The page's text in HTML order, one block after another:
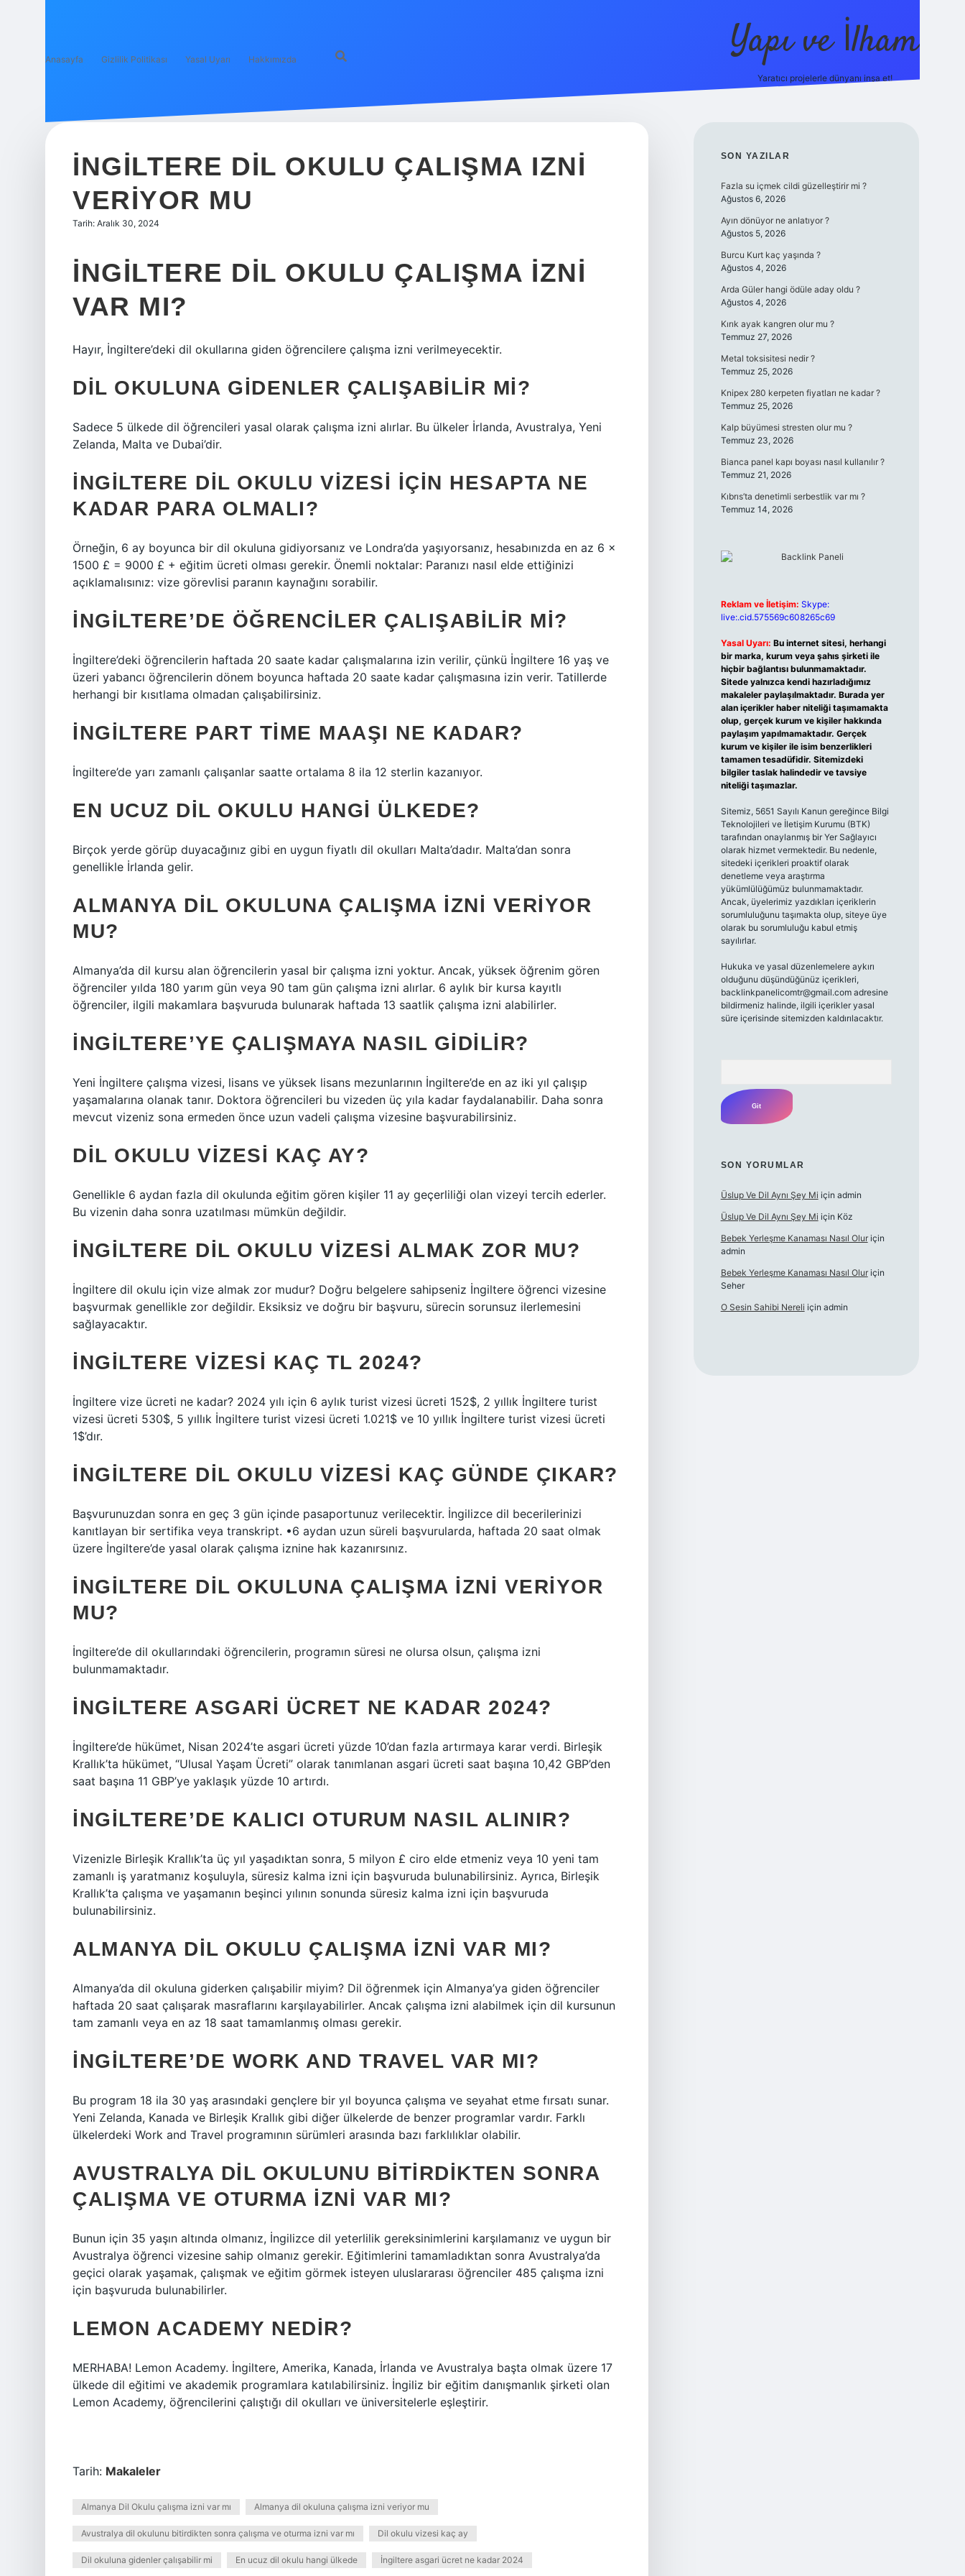
Anasayfa Gizlilik Politikası Yasal Uyarı Hakkımızda Yapı ve İlham
Yaratıcı projelerle dünyanı inşa et!
İNGILTERE DIL OKULU ÇALIŞMA IZNI
VERIYOR MU
Tarih: Aralık 30, 2024
İNGILTERE DIL OKULU ÇALIŞMA IZNI
VAR MI?
Hayır, İngiltere’deki dil okullarına giden öğrencilere çalışma izni verilmeyecektir.
DIL OKULUNA GIDENLER ÇALIŞABILIR MI?
Sadece 5 ülkede dil öğrencileri yasal olarak çalışma izni alırlar. Bu ülkeler İrlanda, Avustralya, Yeni
Zelanda, Malta ve Dubai’dir.
İNGILTERE DIL OKULU VIZESI IÇIN HESAPTA NE
KADAR PARA OLMALI?
Örneğin, 6 ay boyunca bir dil okuluna gidiyorsanız ve Londra’da yaşıyorsanız, hesabınızda en az 6 x
1500 £ = 9000 £ + eğitim ücreti olması gerekir. Önemli noktalar: Paranızı nasıl elde ettiğinizi
açıklamalısınız: vize görevlisi paranın kaynağını sorabilir.
İNGILTERE’DE ÖĞRENCILER ÇALIŞABILIR MI?
İngiltere’deki öğrencilerin haftada 20 saate kadar çalışmalarına izin verilir, çünkü İngiltere 16 yaş ve
üzeri yabancı öğrencilerin dönem boyunca haftada 20 saate kadar çalışmasına izin verir. Tatillerde
herhangi bir kısıtlama olmadan çalışabilirsiniz.
İNGILTERE PART TIME MAAŞI NE KADAR?
İngiltere’de yarı zamanlı çalışanlar saatte ortalama 8 ila 12 sterlin kazanıyor.
EN UCUZ DIL OKULU HANGI ÜLKEDE?
Birçok yerde görüp duyacağınız gibi en uygun fiyatlı dil okulları Malta’dadır. Malta’dan sonra
genellikle İrlanda gelir.
ALMANYA DIL OKULUNA ÇALIŞMA IZNI VERIYOR
MU?
Almanya’da dil kursu alan öğrencilerin yasal bir çalışma izni yoktur. Ancak, yüksek öğrenim gören
öğrenciler yılda 180 yarım gün veya 90 tam gün çalışma izni alırlar. 6 aylık bir kursa kayıtlı
öğrenciler, ilgili makamlara başvuruda bulunarak haftada 13 saatlik çalışma izni alabilirler.
İNGILTERE’YE ÇALIŞMAYA NASIL GIDILIR?
Yeni İngiltere çalışma vizesi, lisans ve yüksek lisans mezunlarının İngiltere’de en az iki yıl çalışıp
yaşamalarına olanak tanır. Doktora öğrencileri bu vizeden üç yıla kadar faydalanabilir. Daha sonra
mevcut vizeniz sona ermeden önce uzun vadeli çalışma vizesine başvurabilirsiniz.
DIL OKULU VIZESI KAÇ AY?
Genellikle 6 aydan fazla dil okulunda eğitim gören kişiler 11 ay geçerliliği olan vizeyi tercih ederler.
Bu vizenin daha sonra uzatılması mümkün değildir.
İNGILTERE DIL OKULU VIZESI ALMAK ZOR MU?
İngiltere dil okulu için vize almak zor mudur? Doğru belgelere sahipseniz İngiltere öğrenci vizesine
başvurmak genellikle zor değildir. Eksiksiz ve doğru bir başvuru, sürecin sorunsuz ilerlemesini
sağlayacaktır.
İNGILTERE VIZESI KAÇ TL 2024?
İngiltere vize ücreti ne kadar? 2024 yılı için 6 aylık turist vizesi ücreti 152$, 2 yıllık İngiltere turist
vizesi ücreti 530$, 5 yıllık İngiltere turist vizesi ücreti 1.021$ ve 10 yıllık İngiltere turist vizesi ücreti
1$’dır.
İNGILTERE DIL OKULU VIZESI KAÇ GÜNDE ÇIKAR?
Başvurunuzdan sonra en geç 3 gün içinde pasaportunuz verilecektir. İngilizce dil becerilerinizi
kanıtlayan bir sertifika veya transkript. •6 aydan uzun süreli başvurularda, haftada 20 saat olmak
üzere İngiltere’de yasal olarak çalışma iznine hak kazanırsınız.
İNGILTERE DIL OKULUNA ÇALIŞMA IZNI VERIYOR
MU?
İngiltere’de dil okullarındaki öğrencilerin, programın süresi ne olursa olsun, çalışma izni
bulunmamaktadır.
İNGILTERE ASGARI ÜCRET NE KADAR 2024?
İngiltere’de hükümet, Nisan 2024’te asgari ücreti yüzde 10’dan fazla artırmaya karar verdi. Birleşik
Krallık’ta hükümet, “Ulusal Yaşam Ücreti” olarak tanımlanan asgari ücreti saat başına 10,42 GBP’den
saat başına 11 GBP’ye yaklaşık yüzde 10 artırdı.
İNGILTERE’DE KALICI OTURUM NASIL ALINIR?
Vizenizle Birleşik Krallık’ta üç yıl yaşadıktan sonra, 5 milyon £ ciro elde etmeniz veya 10 yeni tam
zamanlı iş yaratmanız koşuluyla, süresiz kalma izni için başvuruda bulunabilirsiniz. Ayrıca, Birleşik
Krallık’ta çalışma ve yaşamanın beşinci yılının sonunda süresiz kalma izni için başvuruda
bulunabilirsiniz.
ALMANYA DIL OKULU ÇALIŞMA IZNI VAR MI?
Almanya’da dil okuluna giderken çalışabilir miyim? Dil öğrenmek için Almanya’ya giden öğrenciler
haftada 20 saat çalışarak masraflarını karşılayabilirler. Ancak çalışma izni alabilmek için dil kursunun
tam zamanlı veya en az 18 saat tamamlanmış olması gerekir.
İNGILTERE’DE WORK AND TRAVEL VAR MI?
Bu program 18 ila 30 yaş arasındaki gençlere bir yıl boyunca çalışma ve seyahat etme fırsatı sunar.
Yeni Zelanda, Kanada ve Birleşik Krallık gibi diğer ülkelerde de benzer programlar vardır. Farklı
ülkelerdeki Work and Travel programının sürümleri arasında bazı farklılıklar olabilir.
AVUSTRALYA DIL OKULUNU BITIRDIKTEN SONRA
ÇALIŞMA VE OTURMA IZNI VAR MI?
Bunun için 35 yaşın altında olmanız, İngilizce dil yeterlilik gereksinimlerini karşılamanız ve uygun bir
Avustralya öğrenci vizesine sahip olmanız gerekir. Eğitimlerini tamamladıktan sonra Avustralya’da
geçici olarak yaşamak, çalışmak ve eğitim görmek isteyen uluslararası öğrenciler 485 çalışma izni
için başvuruda bulunabilirler.
LEMON ACADEMY NEDIR?
MERHABA! Lemon Academy. İngiltere, Amerika, Kanada, İrlanda ve Avustralya başta olmak üzere 17
ülkede dil eğitimi ve akademik programlara katılabilirsiniz. İngiliz bir eğitim danışmanlık şirketi olan
Lemon Academy, öğrencilerini çalıştığı dil okulları ve üniversitelerle eşleştirir.
Tarih: Makaleler
Almanya Dil Okulu çalışma izni var mı Almanya dil okuluna çalışma izni veriyor mu
Avustralya dil okulunu bitirdikten sonra çalışma ve oturma izni var mı Dil okulu vizesi kaç ay
Dil okuluna gidenler çalışabilir mi En ucuz dil okulu hangi ülkede İngiltere asgari ücret ne kadar 2024
SIDEBAR
SON YAZILAR
Fazla su içmek cildi güzelleştirir mi ?
Ağustos 6, 2026
Ayın dönüyor ne anlatıyor ?
Ağustos 5, 2026
Burcu Kurt kaç yaşında ?
Ağustos 4, 2026
Arda Güler hangi ödüle aday oldu ?
Ağustos 4, 2026
Kırık ayak kangren olur mu ?
Temmuz 27, 2026
Metal toksisitesi nedir ?
Temmuz 25, 2026
Knipex 280 kerpeten fiyatları ne kadar ?
Temmuz 25, 2026
Kalp büyümesi stresten olur mu ?
Temmuz 23, 2026
Bianca panel kapı boyası nasıl kullanılır ?
Temmuz 21, 2026
Kıbrıs’ta denetimli serbestlik var mı ?
Temmuz 14, 2026
Reklam ve İletişim: Skype:
live:.cid.575569c608265c69
Yasal Uyarı: Bu internet sitesi, herhangi
bir marka, kurum veya şahıs şirketi ile
hiçbir bağlantısı bulunmamaktadır.
Sitede yalnızca kendi hazırladığımız
makaleler paylaşılmaktadır. Burada yer
alan içerikler haber niteliği taşımamakta
olup, gerçek kurum ve kişiler hakkında
paylaşım yapılmamaktadır. Gerçek
kurum ve kişiler ile isim benzerlikleri
tamamen tesadüfidir. Sitemizdeki
bilgiler taslak halindedir ve tavsiye
niteliği taşımazlar.
Sitemiz, 5651 Sayılı Kanun gereğince Bilgi
Teknolojileri ve İletişim Kurumu (BTK)
tarafından onaylanmış bir Yer Sağlayıcı
olarak hizmet vermektedir. Bu nedenle,
sitedeki içerikleri proaktif olarak
denetleme veya araştırma
yükümlülüğümüz bulunmamaktadır.
Ancak, üyelerimiz yazdıkları içeriklerin
sorumluluğunu taşımakta olup, siteye üye
olarak bu sorumluluğu kabul etmiş
sayılırlar.
Hukuka ve yasal düzenlemelere aykırı
olduğunu düşündüğünüz içerikleri,
backlinkpanelicomtr@gmail.comadresine
bildirmeniz halinde, ilgili içerikler yasal
süre içerisinde sitemizden kaldırılacaktır.
SON YORUMLAR
Üslup Ve Dil Aynı Şey Mi için admin
Üslup Ve Dil Aynı Şey Mi için Köz
Bebek Yerleşme Kanaması Nasıl Oluriçin
admin
Bebek Yerleşme Kanaması Nasıl Oluriçin
Seher
O Sesin Sahibi Nereli için admin